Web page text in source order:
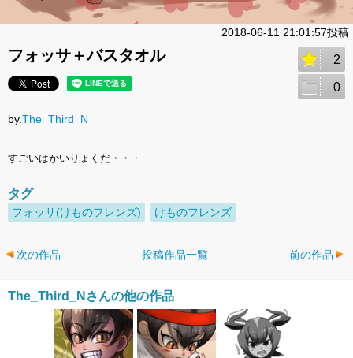
2018-06-11 21:01:57投稿
フォッサ＋バスタオル 2
0
by.The_Third_N
すごいはかいりょくだ・・・
タグ
フォッサ(けものフレンズ) けものフレンズ
次の作品 投稿作品一覧 前の作品
The_Third_Nさんの他の作品